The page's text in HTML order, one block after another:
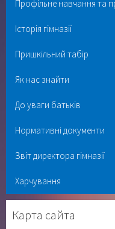
Профільне навчання та
Історія гімназії
Пришкільний табір
Як нас знайти
До уваги батьків
Нормативні документи
Звіт директора гімназії
Харчування
Карта сайта